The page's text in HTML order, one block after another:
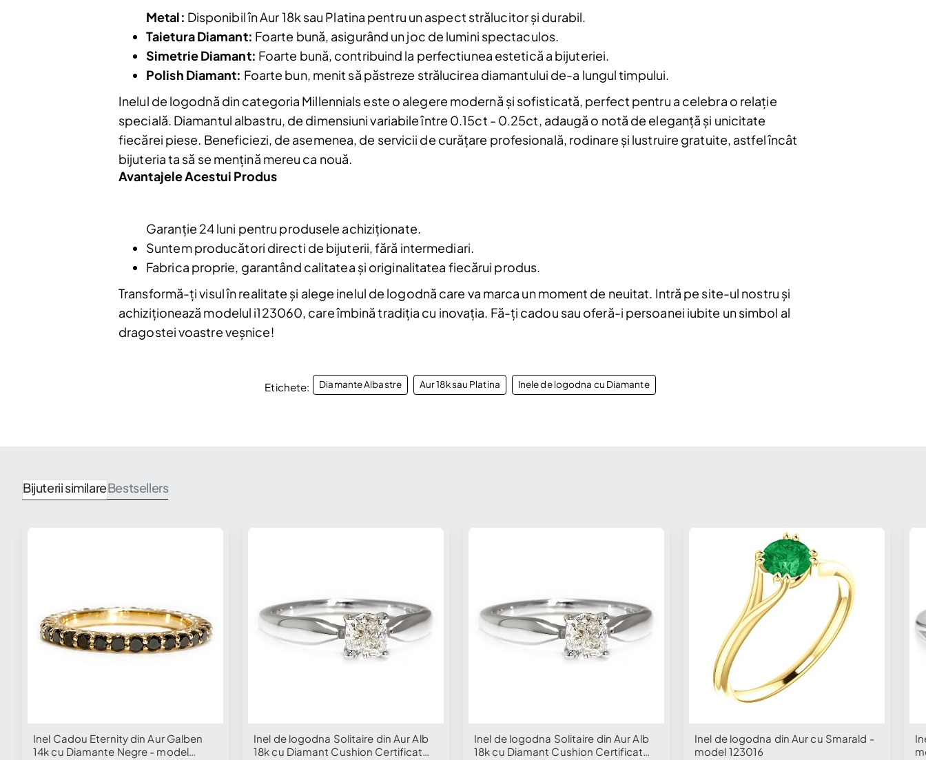
Reduceri și noutăți doar pentru abonați
Fii la curent cu noutățile și promoțiile
abonându-te la newsletter-ul nostru.
Abonare
Nu mai afișa.
Metal: Disponibil în Aur 18k sau Platina pentru un aspect strălucitor și durabil.
Taietura Diamant: Foarte bună, asigurând un joc de lumini spectaculos.
Simetrie Diamant: Foarte bună, contribuind la perfectiunea estetică a bijuteriei.
Polish Diamant: Foarte bun, menit să păstreze strălucirea diamantului de-a lungul timpului.
Inelul de logodnă din categoria Millennials este o alegere modernă și sofisticată, perfect pentru a celebra o relație
specială. Diamantul albastru, de dimensiuni variabile între 0.15ct - 0.25ct, adaugă o notă de eleganță și unicitate
fiecărei piese. Beneficiezi, de asemenea, de servicii de curățare profesională, rodinare și lustruire gratuite, astfel încât
bijuteria ta să se mențină mereu ca nouă.
Avantajele Acestui Produs
Garanție 24 luni pentru produsele achiziționate.
Suntem producători directi de bijuterii, fără intermediari.
Fabrica proprie, garantând calitatea și originalitatea fiecărui produs.
Transformă-ți visul în realitate și alege inelul de logodnă care va marca un moment de neuitat. Intră pe site-ul nostru și
achiziționează modelul i123060, care îmbină tradiția cu inovația. Fă-ți cadou sau oferă-i persoanei iubite un simbol al
dragostei voastre veșnice!
Etichete: Diamante Albastre Aur 18k sau Platina Inele de logodna cu Diamante
Bijuterii similareBestsellers
Inel Cadou Eternity din Aur Galben
14k cu Diamante Negre - model
Nou
Inel de logodna Solitaire din Aur Alb
18k cu Diamant Cushion Certificat
Nou
Inel de logodna Solitaire din Aur Alb
18k cu Diamant Cushion Certificat
Inel de logodna din Aur cu Smarald -
model 123016